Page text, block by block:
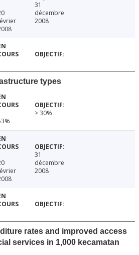
31
décembre
2008
types
> 30%
31
décembre
2008
rates and improved access
services in 1,000 kecamatan